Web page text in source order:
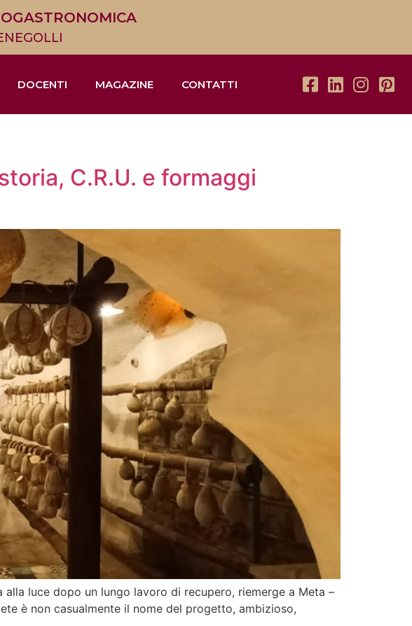
DOCENTI MAGAZINE CONTATTI
C.R.U. e formaggi
luce dopo un lungo lavoro di recupero, riemerge a Meta –
è non casualmente il nome del progetto, ambizioso,